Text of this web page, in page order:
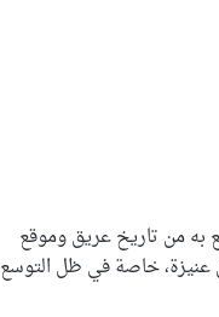
به من تاريخ عريق وموقع
الفضول حول عدد سكان عنيزة، خاصة في ظل التوسع